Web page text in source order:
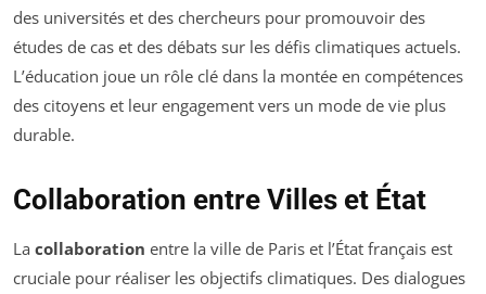
des universités et des chercheurs pour promouvoir des
études de cas et des débats sur les défis climatiques actuels.
L’éducation joue un rôle clé dans la montée en compétences
des citoyens et leur engagement vers un mode de vie plus
durable.
Collaboration entre Villes et État
La collaboration entre la ville de Paris et l’État français est
cruciale pour réaliser les objectifs climatiques. Des dialogues